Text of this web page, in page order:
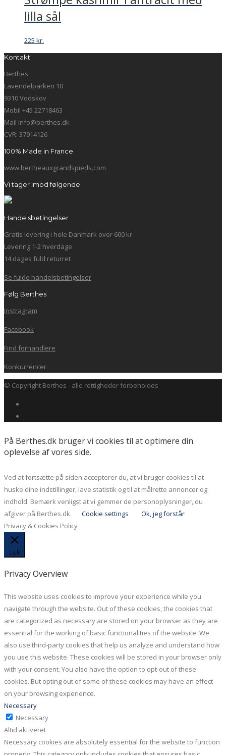
lilla sål
225 kr.
Kontakt
Berthes
Lavendelparken 10
9310 Vodskov
Mobil +45 22718463
Mail info@berthes.dk
CVR: 37914126
100% Made in France
www.bertheauxgrandspieds.com
Vi tager imod følgende
Handelsbetingelser
Gratis levering i hele Danmark over 600 kr
Levering 1-2 hverdage
14 dages fuld returret
Se fulde handelsbetingelser
Følg Berthes
Instragram
Facebook
Find forhandlere
Konkurrencer
© Copyright Berthes - alle rettigheder forbeholdes
På Berthes.dk bruger vi cookies til at optimere din
oplevelse af vores side.
Ved at fortsætte på siden accepterer du, at vi bruger cookies til at
huske dine indstillinger, lave statistik og til at målrette annoncer og
indhold. Bemærk venligst at vi gemmer de personoplysninger, du
afgiver på Berthes.dk.
Cookie settings
Ok, jeg forstår
Privacy & Cookies Policy
Luk
Privacy Overview
This website uses cookies to improve your experience while you
navigate through the website. Out of these cookies, the cookies that
are categorized as necessary are stored on your browser as they are
essential for the working of basic functionalities of the website. We
also use third-party cookies that help us analyze and understand how
you use this website. These cookies will be stored in your browser only
with your consent. You also have the option to opt-out of these
cookies. But opting out of some of these cookies may have an effect
on your browsing experience.
Necessary
Necessary
Altid aktiveret
Necessary cookies are absolutely essential for the website to function